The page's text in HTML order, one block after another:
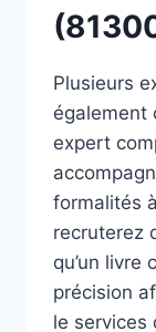
Plusieurs
également
expert
formalités
recruterez
qu’un livre
précision
le